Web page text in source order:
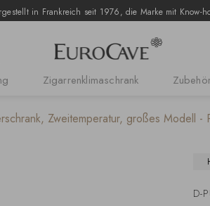
in Frankreich seit 1976, die Marke mit Know-
Zigarrenklimaschrank
Zweitemperatur, großes Modell -
D-